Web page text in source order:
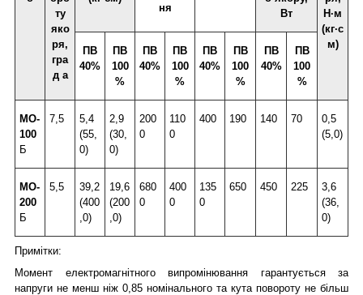
ту
яко
ря,
гра
д a
Вт
H·м
(кг·с
м)
ня
ПВ
40%
ПВ
100
%
ПВ
40%
ПВ
100
%
ПВ
40%
ПВ
100
%
ПВ
40%
ПВ
100
%
МО-
100
Б
7,5
5,4
(55,
0)
2,9
(30,
0)
200
0
110
0
400 190 140 70
0,5
(5,0)
МО-
200
Б
5,5
39,2
(400
,0)
19,6
(200
,0)
680
0
400
0
135
0
650 450 225
3,6
(36,
0)
Примітки:
Момент електромагнітного випромінювання гарантується за
напруги не менш ніж 0,85 номінального та кута повороту не більш